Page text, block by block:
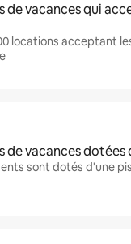
de vacances qui
locations acceptant
de vacances dotées
sont dotés d'une